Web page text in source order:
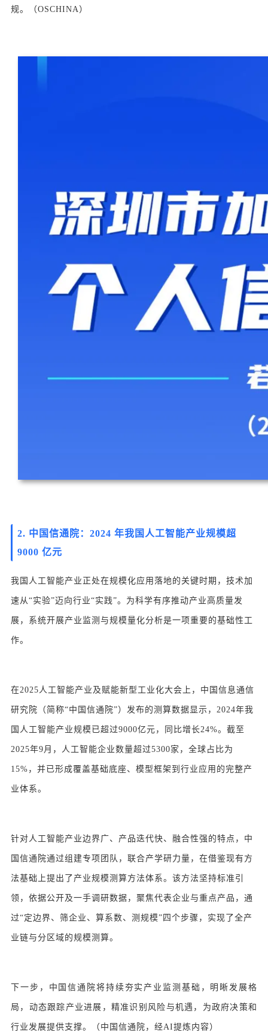
规。（OSCHINA）
2. 中国信通院：2024 年我国人工智能产业规模超
9000 亿元
我国人工智能产业正处在规模化应用落地的关键时期，技术加
速从“实验”迈向行业“实践”。 为科学有序推动产业高质量发
展，系统开展产业监测与规模量化分析是一项重要的基础性工
作。
在2025人工智能产业及赋能新型工业化大会上，中国信息通信
研究院（简称“中国信通院”）发布的测算数据显示，2024年我
国人工智能产业规模已超过9000亿元，同比增长24%。截至
2025年9月，人工智能企业数量超过5300家，全球占比为
15%，并已形成覆盖基础底座、模型框架到行业应用的完整产
业体系。
针对人工智能产业边界广、产品迭代快、融合性强的特点，中
国信通院通过组建专项团队，联合产学研力量，在借鉴现有方
法基础上提出了产业规模测算方法体系。该方法坚持标准引
领，依据公开及一手调研数据，聚焦代表企业与重点产品，通
过“定边界、筛企业、算系数、测规模”四个步骤，实现了全产
业链与分区域的规模测算。
下一步，中国信通院将持续夯实产业监测基础，明晰发展格
局，动态跟踪产业进展，精准识别风险与机遇，为政府决策和
行业发展提供支撑。（中国信通院，经AI提炼内容）